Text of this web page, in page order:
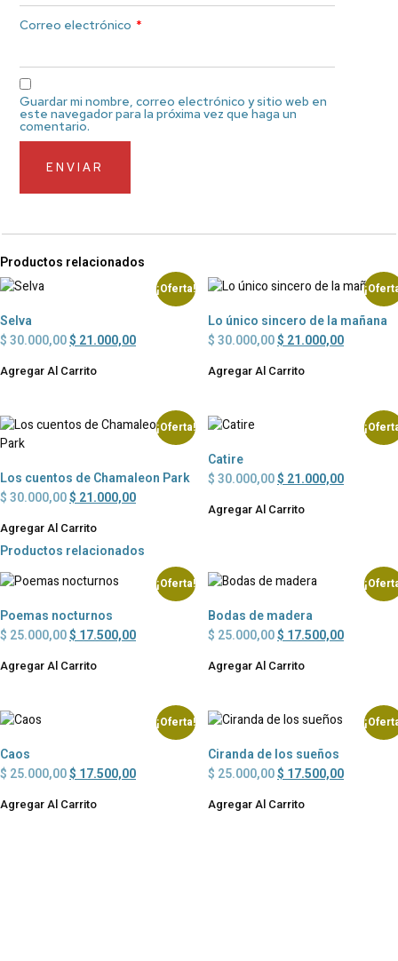
Correo electrónico *
Guardar mi nombre, correo electrónico y sitio web en
este navegador para la próxima vez que haga un
comentario.
Productos relacionados
¡Oferta!
Selva
$ 30.000,00$ 21.000,00
Agregar Al Carrito
Lo único sincero de la mañana
$ 30.000,00$ 21.000,00
Agregar Al Carrito
¡Oferta!
Los cuentos de Chamaleon Park
$ 30.000,00$ 21.000,00
Agregar Al Carrito
Catire
$ 30.000,00$ 21.000,00
Agregar Al Carrito
Productos relacionados
¡Oferta!
Poemas nocturnos
$ 25.000,00$ 17.500,00
Agregar Al Carrito
Bodas de madera
$ 25.000,00$ 17.500,00
Agregar Al Carrito
¡Oferta!
Caos
$ 25.000,00$ 17.500,00
Agregar Al Carrito
Ciranda de los sueños
$ 25.000,00$ 17.500,00
Agregar Al Carrito